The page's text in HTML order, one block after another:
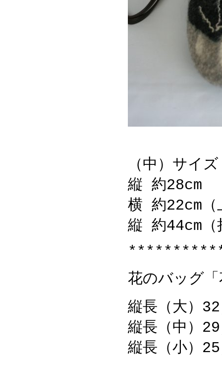
（中）サイズ
縦 約28cm
横 約22cm（
縦 約44cm（
花のバッグ
縦長（大）
縦長（中）
縦長（小）